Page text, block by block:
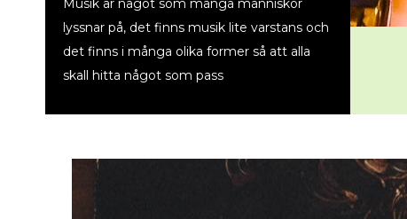
Musik är något som många människor
lyssnar på, det finns musik lite varstans och
det finns i många olika former så att alla
skall hitta något som pass